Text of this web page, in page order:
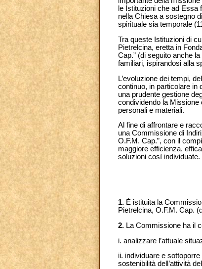
le Istituzioni che ad Essa
nella Chiesa a sostegno
spirituale sia temporale
Tra queste Istituzioni di
Pietrelcina, eretta in
Cap.” (di seguito anche
familiari, ispirandosi alla
L’evoluzione dei tempi,
continuo, in particolare in
una prudente gestione
condividendo la Missione
personali e materiali.
Al fine di affrontare e
una Commissione di
O.F.M. Cap.”, con il
maggiore efficienza,
soluzioni così individuate.
1. È istituita la
Pietrelcina, O.F.M. Cap.
2. La Commissione ha il
i. analizzare l’attuale
ii. individuare e
sostenibilità dell’attività